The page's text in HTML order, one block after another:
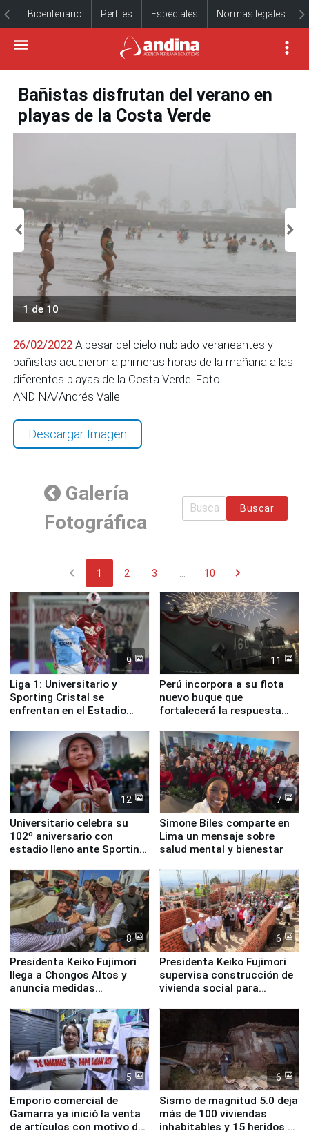
Bicentenario Perfiles Especiales Normas legales
Bañistas disfrutan del verano en
playas de la Costa Verde
1 de 10
26/02/2022 A pesar del cielo nublado veraneantes y
bañistas acudieron a primeras horas de la mañana a las
diferentes playas de la Costa Verde. Foto:
ANDINA/Andrés Valle
Descargar Imagen
Galería
Fotográfica
Buscar
chevron_left 1 2 3 10 chevron_right
9
Liga 1: Universitario y
Sporting Cristal se
enfrentan en el Estadio
11
Perú incorpora a su flota
nuevo buque que
fortalecerá la respuesta
12
Universitario celebra su
102º aniversario con
estadio lleno ante Sporting
7
Simone Biles comparte en
Lima un mensaje sobre
salud mental y bienestar
8
Presidenta Keiko Fujimori
llega a Chongos Altos y
anuncia medidas
educación, salud y empleo
6
Presidenta Keiko Fujimori
supervisa construcción de
vivienda social para
5
Emporio comercial de
Gamarra ya inició la venta
de artículos con motivo de
6
Sismo de magnitud 5.0 deja
más de 100 viviendas
inhabitables y 15 heridos en